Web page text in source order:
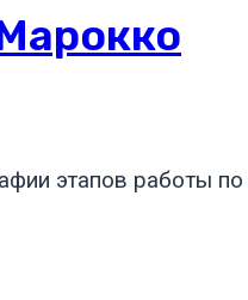
этапов работы по